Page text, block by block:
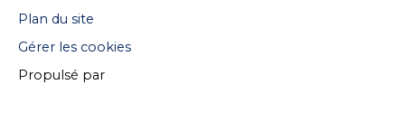
Plan du site
Gérer les cookies
Propulsé par